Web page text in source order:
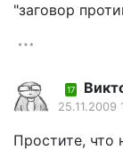
"заговор
17
25.11.2009
Простите, что